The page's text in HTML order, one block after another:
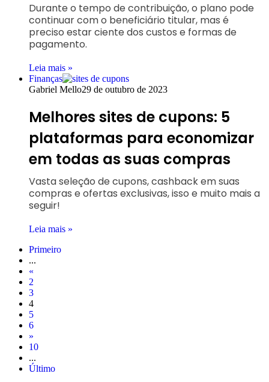
Durante o tempo de contribuição, o plano pode
continuar com o beneficiário titular, mas é
preciso estar ciente dos custos e formas de
pagamento.
Leia mais »
Finanças
Gabriel Mello29 de outubro de 2023
Melhores sites de cupons: 5
plataformas para economizar
em todas as suas compras
Vasta seleção de cupons, cashback em suas
compras e ofertas exclusivas, isso e muito mais a
seguir!
Leia mais »
Primeiro
...
«
2
3
4
5
6
»
10
...
Último